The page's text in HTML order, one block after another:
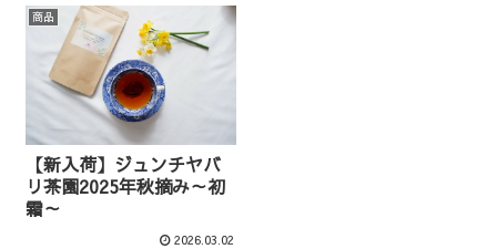
商品
【新入荷】ジュンチヤバ
リ茶園2025年秋摘み～初
霜～
2026.03.02